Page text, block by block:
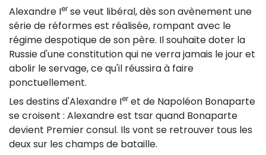
Alexandre Ier se veut libéral, dès son avènement une
série de réformes est réalisée, rompant avec le
régime despotique de son père. Il souhaite doter la
Russie d'une constitution qui ne verra jamais le jour et
abolir le servage, ce qu'il réussira à faire
ponctuellement.
Les destins d'Alexandre Ier et de Napoléon Bonaparte
se croisent : Alexandre est tsar quand Bonaparte
devient Premier consul. Ils vont se retrouver tous les
deux sur les champs de bataille.